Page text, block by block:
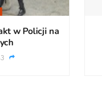
w Policji na